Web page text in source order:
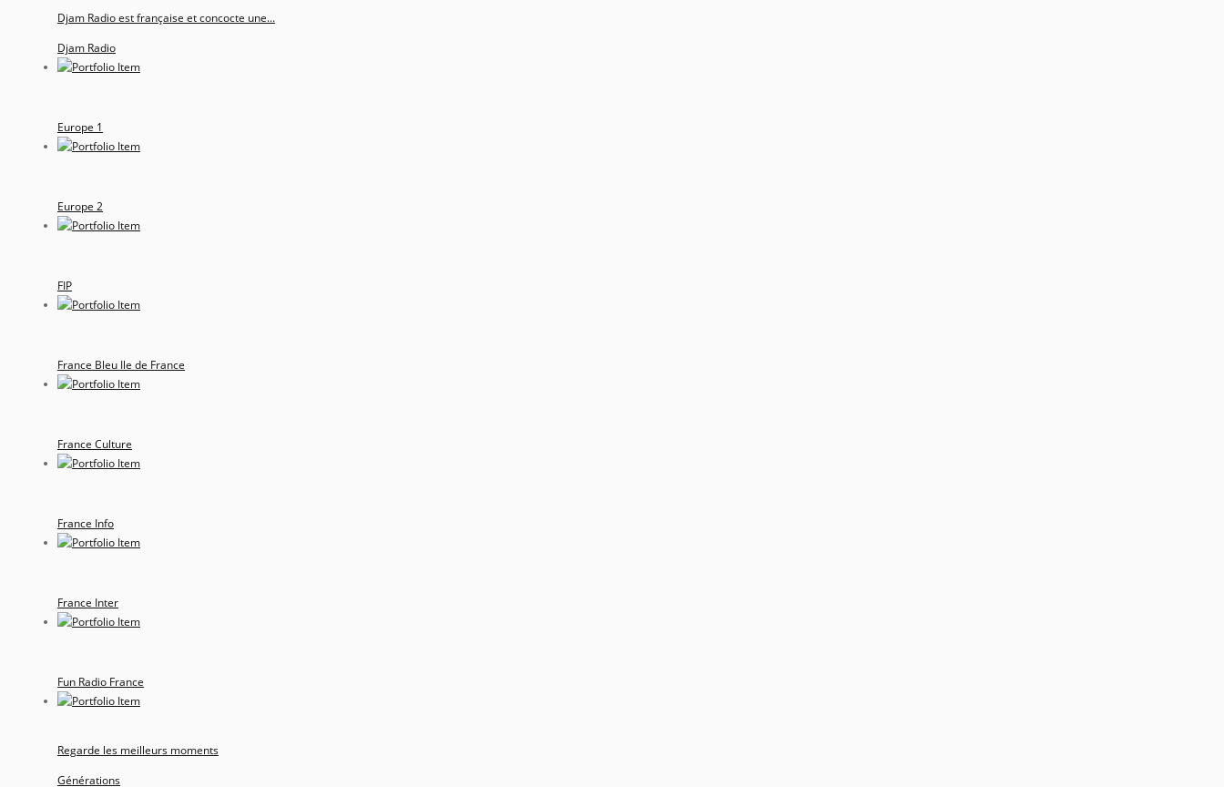
Djam Radio est française et concocte une...
Djam Radio
Europe 1
Europe 2
FIP
France Bleu Ile de France
France Culture
France Info
France Inter
Fun Radio France
Regarde les meilleurs moments
Générations